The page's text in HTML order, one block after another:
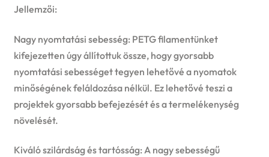
Jellemzői:
Nagy nyomtatási sebesség: PETG filamentünket
kifejezetten úgy állítottuk össze, hogy gyorsabb
nyomtatási sebességet tegyen lehetővé a nyomatok
minőségének feláldozása nélkül. Ez lehetővé teszi a
projektek gyorsabb befejezését és a termelékenység
növelését.
Kiváló szilárdság és tartósság: A nagy sebességű